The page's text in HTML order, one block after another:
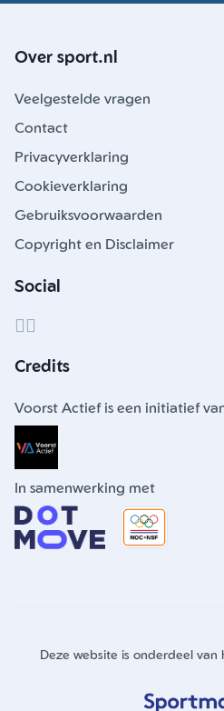
Over sport.nl
Veelgestelde vragen
Contact
Privacyverklaring
Cookieverklaring
Gebruiksvoorwaarden
Copyright en Disclaimer
Social
Credits
Voorst Actief is een initiatief
In samenwerking met
Deze website is onderdeel